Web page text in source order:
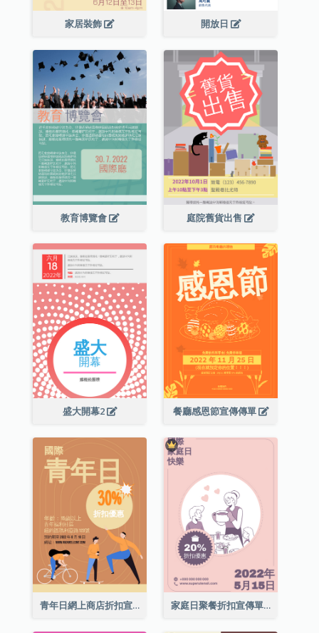
家居裝飾 開放日
教育博覽會 庭院舊貨出售
盛大開幕2 餐廳感恩節宣傳傳單
青年日網上商店折扣宣傳單張 家庭日聚餐折扣宣傳單張